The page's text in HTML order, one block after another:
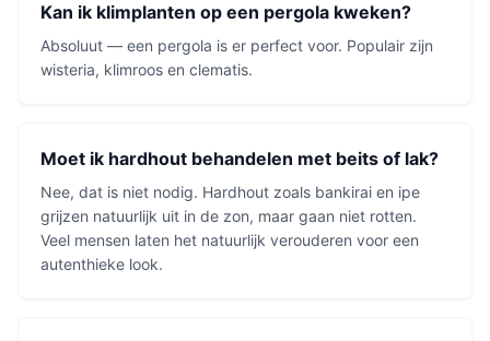
Kan ik klimplanten op een pergola kweken?
Absoluut — een pergola is er perfect voor. Populair zijn
wisteria, klimroos en clematis.
Moet ik hardhout behandelen met beits of lak?
Nee, dat is niet nodig. Hardhout zoals bankirai en ipe
grijzen natuurlijk uit in de zon, maar gaan niet rotten.
Veel mensen laten het natuurlijk verouderen voor een
autenthieke look.